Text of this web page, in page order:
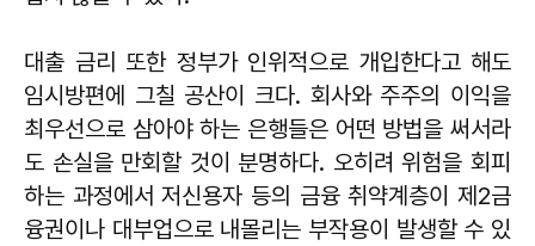
대출 금리 또한 정부가 인위적으로 개입한다고 해도
임시방편에 그칠 공산이 크다. 회사와 주주의 이익을
최우선으로 삼아야 하는 은행들은 어떤 방법을 써서라
도 손실을 만회할 것이 분명하다. 오히려 위험을 회피
하는 과정에서 저신용자 등의 금융 취약계층이 제2금
융권이나 대부업으로 내몰리는 부작용이 발생할 수 있